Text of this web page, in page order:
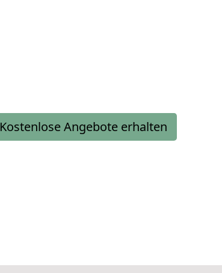
Kostenlose Angebote erhalten